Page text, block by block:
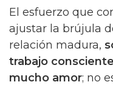
El esfuerzo que
ajustar la brújula
relación madura,
trabajo
mucho amor; no